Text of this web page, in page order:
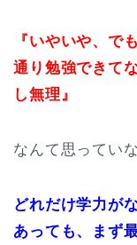
『いやいや、で
通り勉強できて
し無理』
なんて思ってい
どれだけ学力が
あっても、まず